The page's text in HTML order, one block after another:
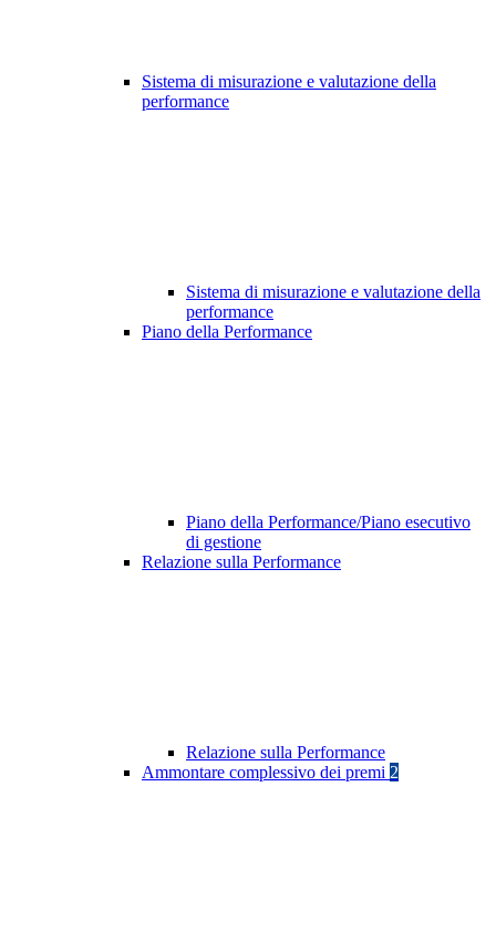
Sistema di misurazione e valutazione della
performance
Sistema di misurazione e valutazione della
performance
Piano della Performance
Piano della Performance/Piano esecutivo
di gestione
Relazione sulla Performance
Relazione sulla Performance
Ammontare complessivo dei premi 2